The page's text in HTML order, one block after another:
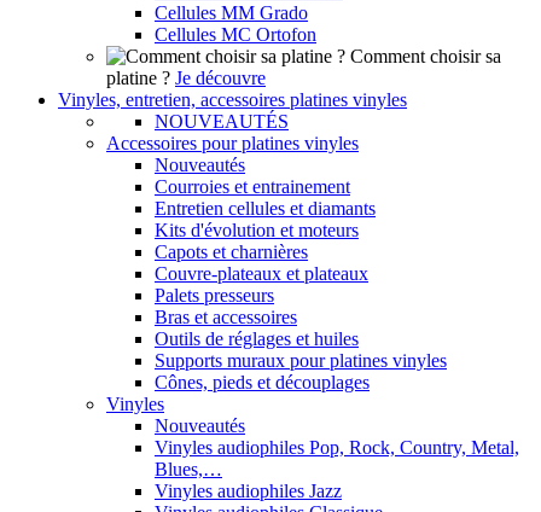
Cellules MM Grado
Cellules MC Ortofon
Comment choisir sa
platine ? Je découvre
Vinyles, entretien, accessoires platines vinyles
NOUVEAUTÉS
Accessoires pour platines vinyles
Nouveautés
Courroies et entrainement
Entretien cellules et diamants
Kits d'évolution et moteurs
Capots et charnières
Couvre-plateaux et plateaux
Palets presseurs
Bras et accessoires
Outils de réglages et huiles
Supports muraux pour platines vinyles
Cônes, pieds et découplages
Vinyles
Nouveautés
Vinyles audiophiles Pop, Rock, Country, Metal,
Blues,…
Vinyles audiophiles Jazz